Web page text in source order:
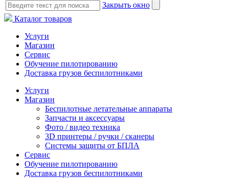
Закрыть окно
Каталог товаров
Услуги
Магазин
Сервис
Обучение пилотированию
Доставка грузов беспилотниками
Услуги
Магазин
Беспилотные летательные аппараты
Запчасти и аксессуары
Фото / видео техника
3D принтеры / ручки / сканеры
Системы защиты от БПЛА
Сервис
Обучение пилотированию
Доставка грузов беспилотниками